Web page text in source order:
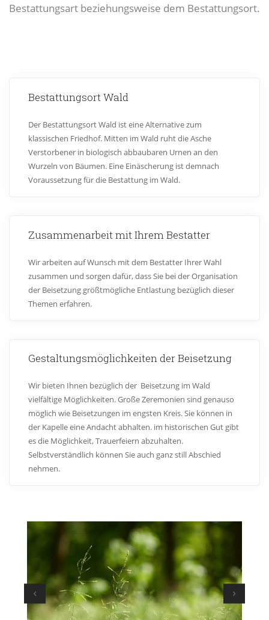
Bestattungsart beziehungsweise dem Bestattungsort.
Bestattungsort Wald
Der Bestattungsort Wald ist eine Alternative zum
klassischen Friedhof. Mitten im Wald ruht die Asche
Verstorbener in biologisch abbaubaren Urnen an den
Wurzeln von Bäumen. Eine Einäscherung ist demnach
Voraussetzung für die Bestattung im Wald.
Zusammenarbeit mit Ihrem Bestatter
Wir arbeiten auf Wunsch mit dem Bestatter Ihrer Wahl
zusammen und sorgen dafür, dass Sie bei der Organisation
der Beisetzung größtmögliche Entlastung bezüglich dieser
Themen erfahren.
Gestaltungsmöglichkeiten der Beisetzung
Wir bieten Ihnen bezüglich der Beisetzung im Wald
vielfältige Möglichkeiten. Große Zeremonien sind genauso
möglich wie Beisetzungen im engsten Kreis. Sie können in
der Kapelle eine Andacht abhalten. im historischen Gut gibt
es die Möglichkeit, Trauerfeiern abzuhalten.
Selbstverständlich können Sie auch ganz still Abschied
nehmen.